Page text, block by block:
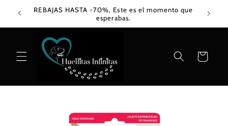
directamenteREBAJAS HASTA -70%, Este es el momento que
esperabas.
Carrito